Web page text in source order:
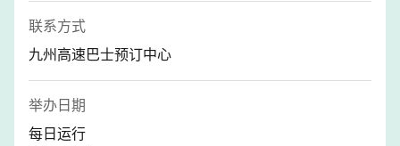
联系方式
九州高速巴士预订中心
举办日期
每日运行